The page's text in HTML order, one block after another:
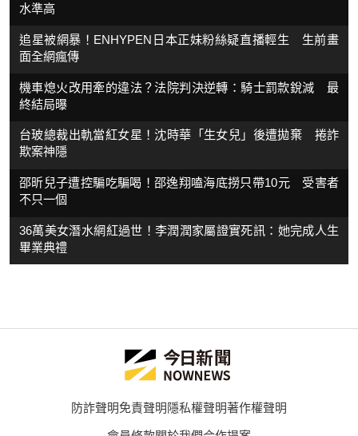
水準高
追星被網暴！ENHYPEN日本正妹粉絲疑直播輕生 生前畫
面全網瘋傳
機車熄火改用牽的違法？法院判決逆轉：騎士罰款銳減 最
終結局曝
台玻總裁出軌當紅女星！沈時華「生女兒」後遭拋棄 捲詐
欺案神隱
邵昕兒子遭控騙吃騙喝！邵逸翔嗑海底撈只帶10元 受害者
不只一個
36萬美女潛水網紅過世！李潤潤家屬證實死訊：她完成人生
畢業典禮
防詐聲明免責聲明隱私權聲明著作權聲明